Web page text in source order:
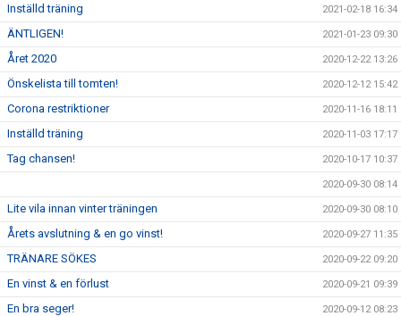
Inställd träning 2021-02-18 16:34
ÄNTLIGEN! 2021-01-23 09:30
Året 2020 2020-12-22 13:26
Önskelista till tomten! 2020-12-12 15:42
Corona restriktioner 2020-11-16 18:11
Inställd träning 2020-11-03 17:17
Tag chansen! 2020-10-17 10:37
2020-09-30 08:14
Lite vila innan vinter träningen 2020-09-30 08:10
Årets avslutning & en go vinst! 2020-09-27 11:35
TRÄNARE SÖKES 2020-09-22 09:20
En vinst & en förlust 2020-09-21 09:39
En bra seger! 2020-09-12 08:23